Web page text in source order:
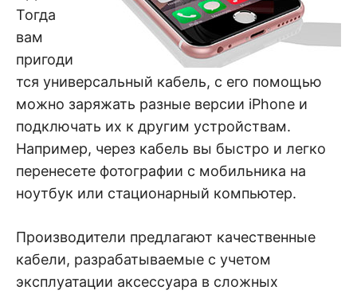
Тогда
вам
пригоди
тся универсальный кабель, с его помощью
можно заряжать разные версии iPhone и
подключать их к другим устройствам.
Например, через кабель вы быстро и легко
перенесете фотографии с мобильника на
ноутбук или стационарный компьютер.
Производители предлагают качественные
кабели, разрабатываемые с учетом
эксплуатации аксессуара в сложных